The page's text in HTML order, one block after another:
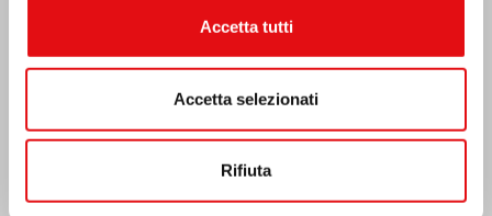
Accetta tutti
Accetta selezionati
Rifiuta